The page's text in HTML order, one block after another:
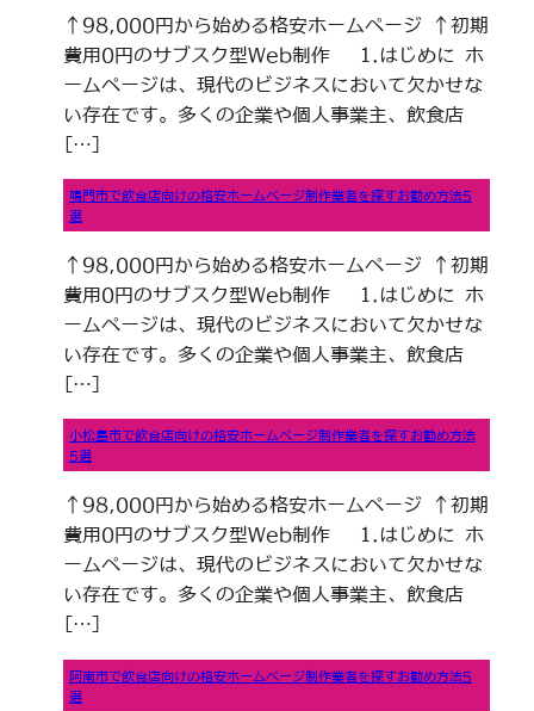
↑98,000円から始める格安ホームページ ↑初期
費用0円のサブスク型Web制作 1.はじめに ホ
ームページは、現代のビジネスにおいて欠かせな
い存在です。多くの企業や個人事業主、飲食店
[…]
鳴門市で飲食店向けの格安ホームページ制作業者を探すお勧め方法5
選
↑98,000円から始める格安ホームページ ↑初期
費用0円のサブスク型Web制作 1.はじめに ホ
ームページは、現代のビジネスにおいて欠かせな
い存在です。多くの企業や個人事業主、飲食店
[…]
小松島市で飲食店向けの格安ホームページ制作業者を探すお勧め方法
5選
↑98,000円から始める格安ホームページ ↑初期
費用0円のサブスク型Web制作 1.はじめに ホ
ームページは、現代のビジネスにおいて欠かせな
い存在です。多くの企業や個人事業主、飲食店
[…]
阿南市で飲食店向けの格安ホームページ制作業者を探すお勧め方法5
選